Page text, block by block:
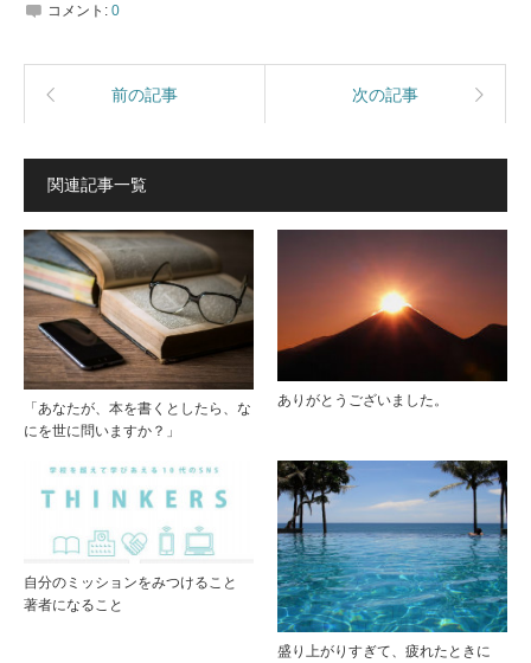
コメント: 0
前の記事 次の記事
関連記事一覧
「あなたが、本を書くとしたら、な
にを世に問いますか？」
ありがとうございました。
自分のミッションをみつけること
著者になること
盛り上がりすぎて、疲れたときに